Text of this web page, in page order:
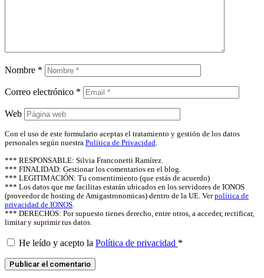
Nombre *
Correo electrónico *
Web
Con el uso de este formulario aceptas el tratamiento y gestión de los datos
personales según nuestra Política de Privacidad.
*** RESPONSABLE: Silvia Franconetti Ramírez.
*** FINALIDAD: Gestionar los comentarios en el blog.
*** LEGITIMACIÓN: Tu consentimiento (que estás de acuerdo)
*** Los datos que me facilitas estarán ubicados en los servidores de IONOS
(proveedor de hosting de Amigastronomicas) dentro de la UE. Verpolítica de
privacidad de IONOS.
*** DERECHOS: Por supuesto tienes derecho, entre otros, a acceder, rectificar,
limitar y suprimir tus datos.
He leído y acepto la Política de privacidad *